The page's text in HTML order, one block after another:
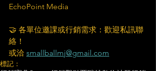
EchoPoint Media
🤝 各單位邀課或行銷需求：歡迎私訊聯
絡！
或洽 smallballmj@gmail.com
標記：